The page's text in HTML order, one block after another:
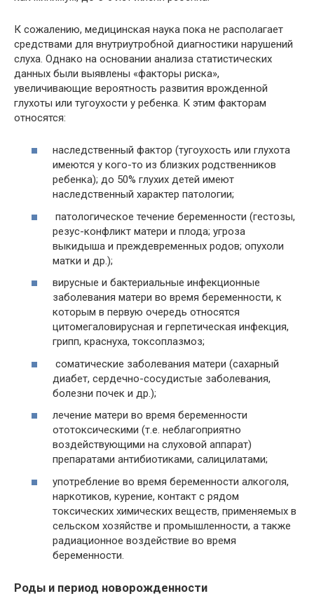
К сожалению, медицинская наука пока не располагает
средствами для внутриутробной диагностики нарушений
слуха. Однако на основании анализа статистических
данных были выявлены «факторы риска»,
увеличивающие вероятность развития врожденной
глухоты или тугоухости у ребенка. К этим факторам
относятся:
наследственный фактор (тугоухость или глухота
имеются у кого-то из близких родственников
ребенка); до 50% глухих детей имеют
наследственный характер патологии;
патологическое течение беременности (гестозы,
резус-конфликт матери и плода; угроза
выкидыша и преждевременных родов; опухоли
матки и др.);
вирусные и бактериальные инфекционные
заболевания матери во время беременности, к
которым в первую очередь относятся
цитомегаловирусная и герпетическая инфекция,
грипп, краснуха, токсоплазмоз;
соматические заболевания матери (сахарный
диабет, сердечно-сосудистые заболевания,
болезни почек и др.);
лечение матери во время беременности
ототоксическими (т.е. неблагоприятно
воздействующими на слуховой аппарат)
препаратами антибиотиками, салицилатами;
употребление во время беременности алкоголя,
наркотиков, курение, контакт с рядом
токсических химических веществ, применяемых в
сельском хозяйстве и промышленности, а также
радиационное воздействие во время
беременности.
Роды и период новорожденности